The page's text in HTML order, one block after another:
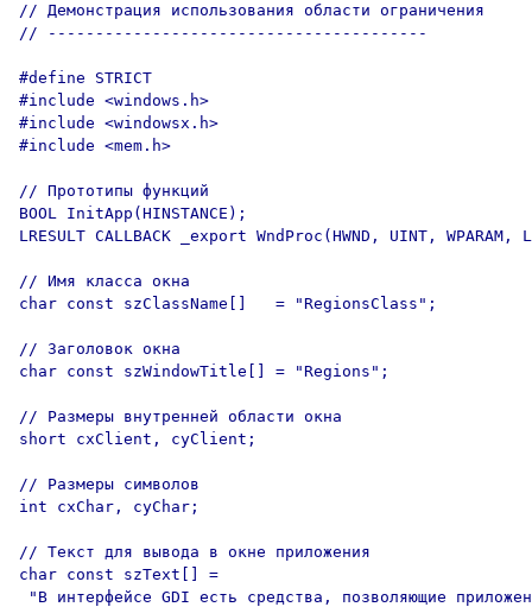
// Демонстрация использования области ограничения
// ----------------------------------------
#define STRICT
#include <windows.h>
#include <windowsx.h>
#include <mem.h>
// Прототипы функций
BOOL InitApp(HINSTANCE);
LRESULT CALLBACK _export WndProc(HWND, UINT, WPARAM,
// Имя класса окна
char const szClassName[]   = "RegionsClass";
// Заголовок окна
char const szWindowTitle[] = "Regions";
// Размеры внутренней области окна
short cxClient, cyClient;
// Размеры символов
int cxChar, cyChar;
// Текст для вывода в окне приложения
char const szText[] =
"В интерфейсе GDI есть средства, позволяющие